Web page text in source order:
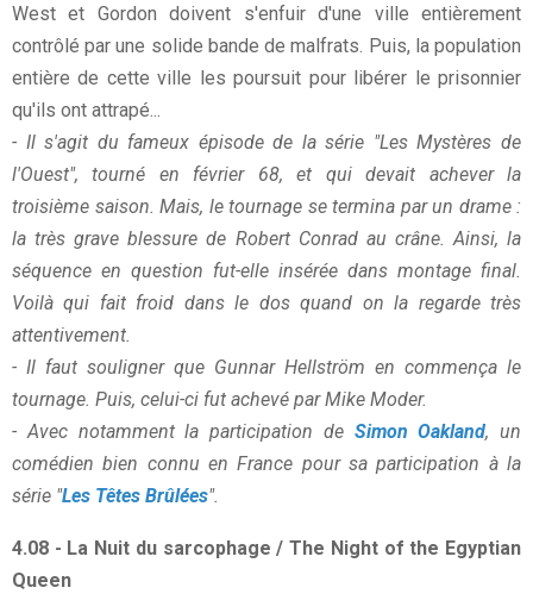
West et Gordon doivent s'enfuir d'une ville entièrement
contrôlé par une solide bande de malfrats. Puis, la population
entière de cette ville les poursuit pour libérer le prisonnier
qu'ils ont attrapé...
- Il s'agit du fameux épisode de la série "Les Mystères de
l'Ouest", tourné en février 68, et qui devait achever la
troisième saison. Mais, le tournage se termina par un drame :
la très grave blessure de Robert Conrad au crâne. Ainsi, la
séquence en question fut-elle insérée dans montage final.
Voilà qui fait froid dans le dos quand on la regarde très
attentivement.
- Il faut souligner que Gunnar Hellström en commença le
tournage. Puis, celui-ci fut achevé par Mike Moder.
- Avec notamment la participation de Simon Oakland, un
comédien bien connu en France pour sa participation à la
série "Les Têtes Brûlées".
4.08 - La Nuit du sarcophage / The Night of the Egyptian
Queen